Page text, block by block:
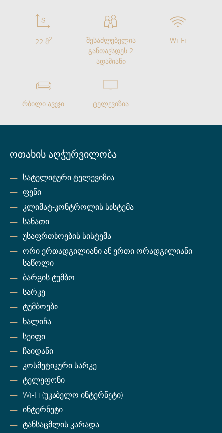
22 მ2
შესაძლებელია
განთავსდეს 2
ადამიანი
Wi-Fi
რბილი ავეჯი ტელევიზია
ოთახის აღჭურვილობა
სატელიტური ტელევიზია
ფენი
კლიმატ-კონტროლის სისტემა
სანათი
უსაფრთხოების სისტემა
ორი ერთადგილიანი ან ერთი ორადგილიანი
საწოლი
ბარგის ტუმბო
სარკე
ტუმბოები
ხალიჩა
სეიფი
ჩაიდანი
კოსმეტიკური სარკე
ტელეფონი
Wi-Fi (უკაბელო ინტერნეტი)
ინტერნეტი
ტანსაცმლის კარადა